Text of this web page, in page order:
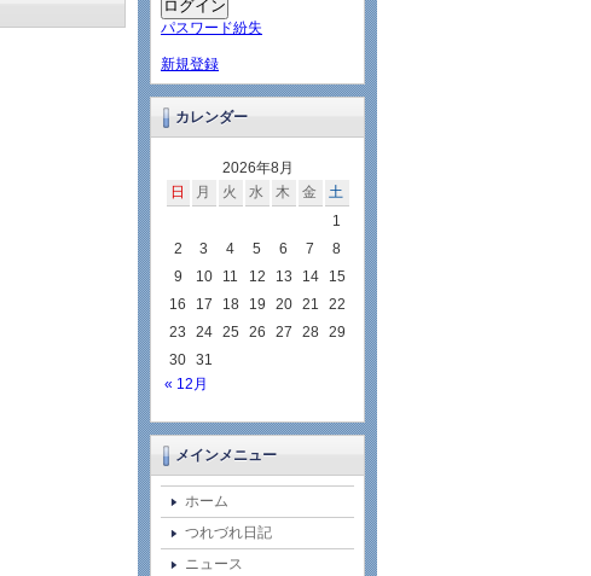
パスワード紛失
新規登録
カレンダー
2026年8月
日
月 火 水 木 金
土
1
2
3 4 5 6 7
8
9
10 11 12 13 14
15
16
17 18 19 20 21
22
23
24 25 26 27 28
29
30 31
« 12月
メインメニュー
ホーム
つれづれ日記
ニュース